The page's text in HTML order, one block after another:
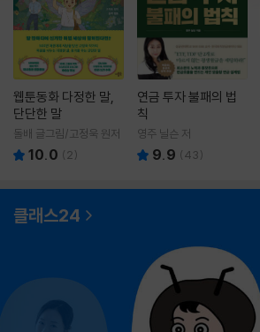
웹툰동화 다정한 말,
단단한 말
돌배 글그림/고정욱 원저
10.0 ( 2)
연금 투자 불패의 법
칙
영주 닐슨 저
9.9 (43)
클래스24